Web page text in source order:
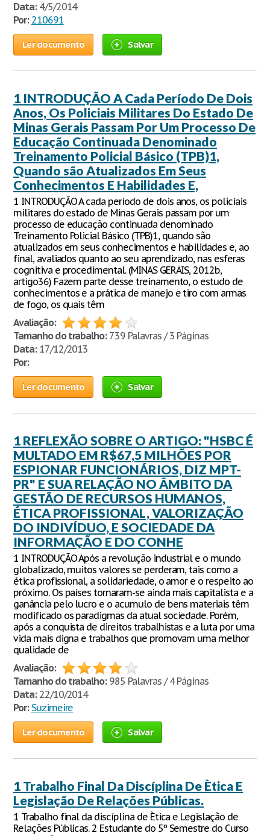
Data:4/5/2014
Por: 210691
Ler documento Salvar
1 INTRODUÇÃO A Cada Período De Dois
Anos, Os Policiais Militares Do Estado De
Minas Gerais Passam Por Um Processo De
Educação Continuada Denominado
Treinamento Policial Básico (TPB)1,
Quando são Atualizados Em Seus
Conhecimentos E Habilidades E,
1 INTRODUÇÃO A cada período de dois anos, os policiais
militares do estado de Minas Gerais passam por um
processo de educação continuada denominado
Treinamento Policial Básico (TPB)1, quando são
atualizados em seus conhecimentos e habilidades e, ao
final, avaliados quanto ao seu aprendizado, nas esferas
cognitiva e procedimental. (MINAS GERAIS, 2012b,
artigo36) Fazem parte desse treinamento, o estudo de
conhecimentos e a prática de manejo e tiro com armas
de fogo, os quais têm
Avaliação:
Tamanho do trabalho:739 Palavras / 3 Páginas
Data:17/12/2013
Por:
Ler documento Salvar
1 REFLEXÃO SOBRE O ARTIGO: "HSBC É
MULTADO EM R$67,5 MILHÕES POR
ESPIONAR FUNCIONÁRIOS, DIZ MPT-
PR" E SUA RELAÇÃO NO ÂMBITO DA
GESTÃO DE RECURSOS HUMANOS,
ÉTICA PROFISSIONAL, VALORIZAÇÃO
DO INDIVÍDUO, E SOCIEDADE DA
INFORMAÇÃO E DO CONHE
1 INTRODUÇÃO Após a revolução industrial e o mundo
globalizado, muitos valores se perderam, tais como a
ética profissional, a solidariedade, o amor e o respeito ao
próximo. Os países tornaram-se ainda mais capitalista e a
ganância pelo lucro e o acumulo de bens materiais têm
modificado os paradigmas da atual sociedade. Porém,
após a conquista de direitos trabalhistas e a luta por uma
vida mais digna e trabalhos que promovam uma melhor
qualidade de
Avaliação:
Tamanho do trabalho:985 Palavras / 4 Páginas
Data:22/10/2014
Por: Suzimeire
Ler documento Salvar
1 Trabalho Final Da Discíplina De Ètica E
Legislação De Relações Públicas.
1 Trabalho final da discíplina de Ètica e Legislação de
Relações Públicas. 2 Estudante do 5º Semestre do Curso